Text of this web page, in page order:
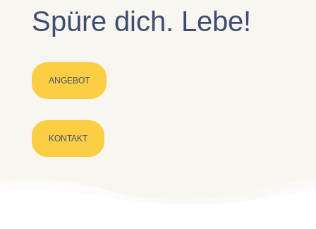
Spüre dich. Lebe!
ANGEBOT
KONTAKT